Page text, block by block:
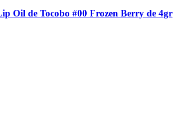
Oil de Tocobo #00 Frozen Berry de 4gr